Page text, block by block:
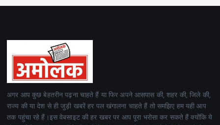
अगर आप कुछ बेहतरीन पढ़ना चाहते हैं या फिर अपने आसपास की, शहर की, जिले की,
राज्य की या देश से ही जुड़ी खबरें हर पल खंगालना चाहते हैं तो समझिए हम यही आप
तक पहुंचा रहे हैं।इस वेबसाइट की हर खबर पर आप पूरा भरोसा कर सकते हैं क्योंकि ये